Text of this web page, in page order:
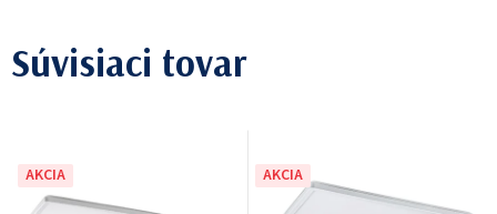
Súvisiaci tovar
AKCIA AKCIA